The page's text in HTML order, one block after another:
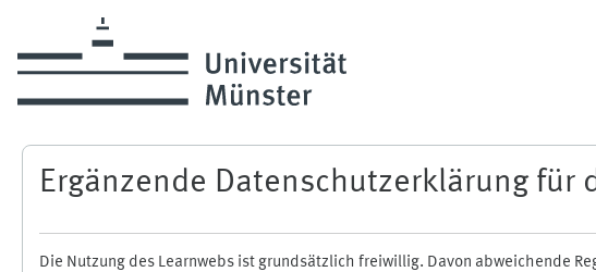
Ergänzende Datenschutzerklärung für
Die Nutzung des Learnwebs ist grundsätzlich freiwillig. Davon abweichende